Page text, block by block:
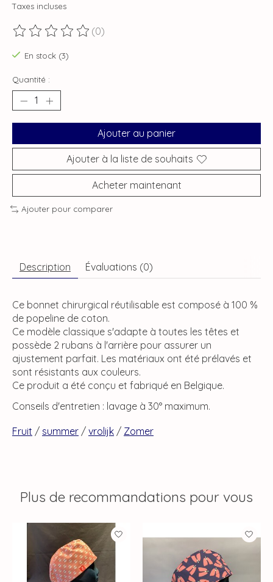
Taxes incluses
Ce produit est évalué à
(0)
En stock (3)
Quantité :
Ajouter au panier
Ajouter à la liste de souhaits
Acheter maintenant
Ajouter pour comparer
Description Évaluations (0)
Ce bonnet chirurgical réutilisable est composé à 100 %
de popeline de coton.
Ce modèle classique s'adapte à toutes les têtes et
possède 2 rubans à l'arrière pour assurer un
ajustement parfait. Les matériaux ont été prélavés et
sont résistants aux couleurs.
Ce produit a été conçu et fabriqué en Belgique.
Conseils d'entretien : lavage à 30° maximum.
Fruit / summer / vrolijk / Zomer
Plus de recommandations pour vous
Articles du carrousel de produits